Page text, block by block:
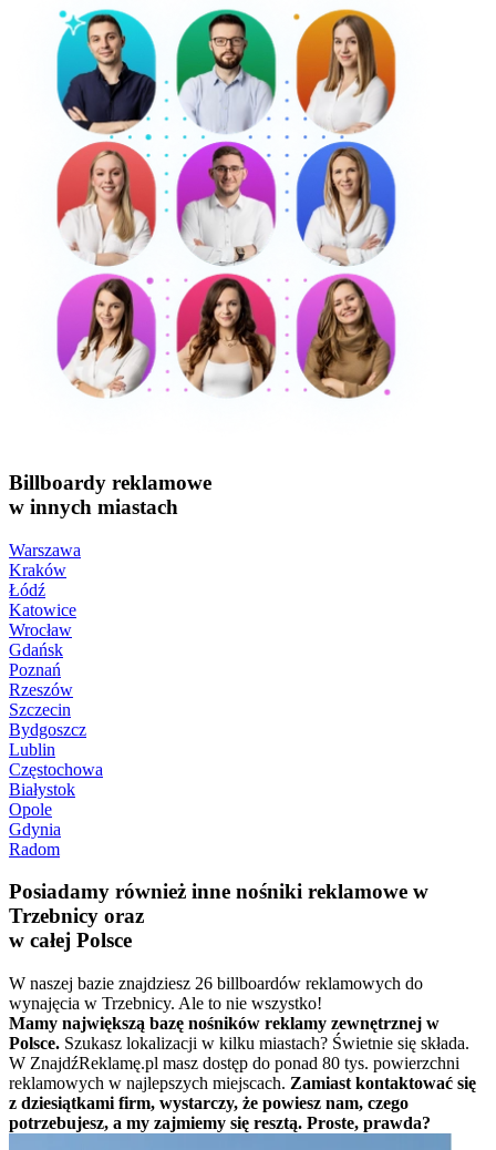
Billboardy reklamowe
w innych miastach
Warszawa
Kraków
Łódź
Katowice
Wrocław
Gdańsk
Poznań
Rzeszów
Szczecin
Bydgoszcz
Lublin
Częstochowa
Białystok
Opole
Gdynia
Radom
Posiadamy również inne nośniki reklamowe w
Trzebnicy oraz
w całej Polsce
W naszej bazie znajdziesz 26 billboardów reklamowych do
wynajęcia w Trzebnicy. Ale to nie wszystko!
Mamy największą bazę nośników reklamy zewnętrznej w
Polsce. Szukasz lokalizacji w kilku miastach? Świetnie się składa.
W ZnajdźReklamę.pl masz dostęp do ponad 80 tys. powierzchni
reklamowych w najlepszych miejscach. Zamiast kontaktować się
z dziesiątkami firm, wystarczy, że powiesz nam, czego
potrzebujesz, a my zajmiemy się resztą. Proste, prawda?